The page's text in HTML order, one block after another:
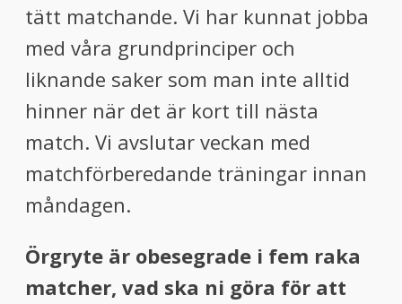
tätt matchande. Vi har kunnat jobba
med våra grundprinciper och
liknande saker som man inte alltid
hinner när det är kort till nästa
match. Vi avslutar veckan med
matchförberedande träningar innan
måndagen.
Örgryte är obesegrade i fem raka
matcher, vad ska ni göra för att